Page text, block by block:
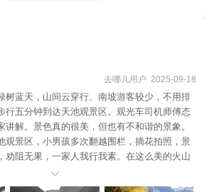
去哪儿用户 2025-09-18
树蓝天，山间云穿行。南坡游客较少，不用排
行五分钟到达天池观景区。观光车司机师傅态
讲解。景色真的很美，但也有不和谐的景象。
观景区，小男孩多次翻越围栏，摘花拍照，景
劝阻无果，一家人我行我素。在这么美的火山
摘花，小孩不懂事难道家长也没教养？山顶比
值守，很辛苦。感谢每一位默默付出的工作人
